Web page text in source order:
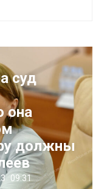
суд
она
должны
09:31